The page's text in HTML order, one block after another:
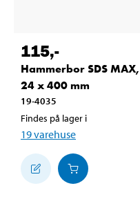
115,-
Hammerbor SDS MAX,
24 x 400 mm
19-4035
Findes på lager i
19varehuse